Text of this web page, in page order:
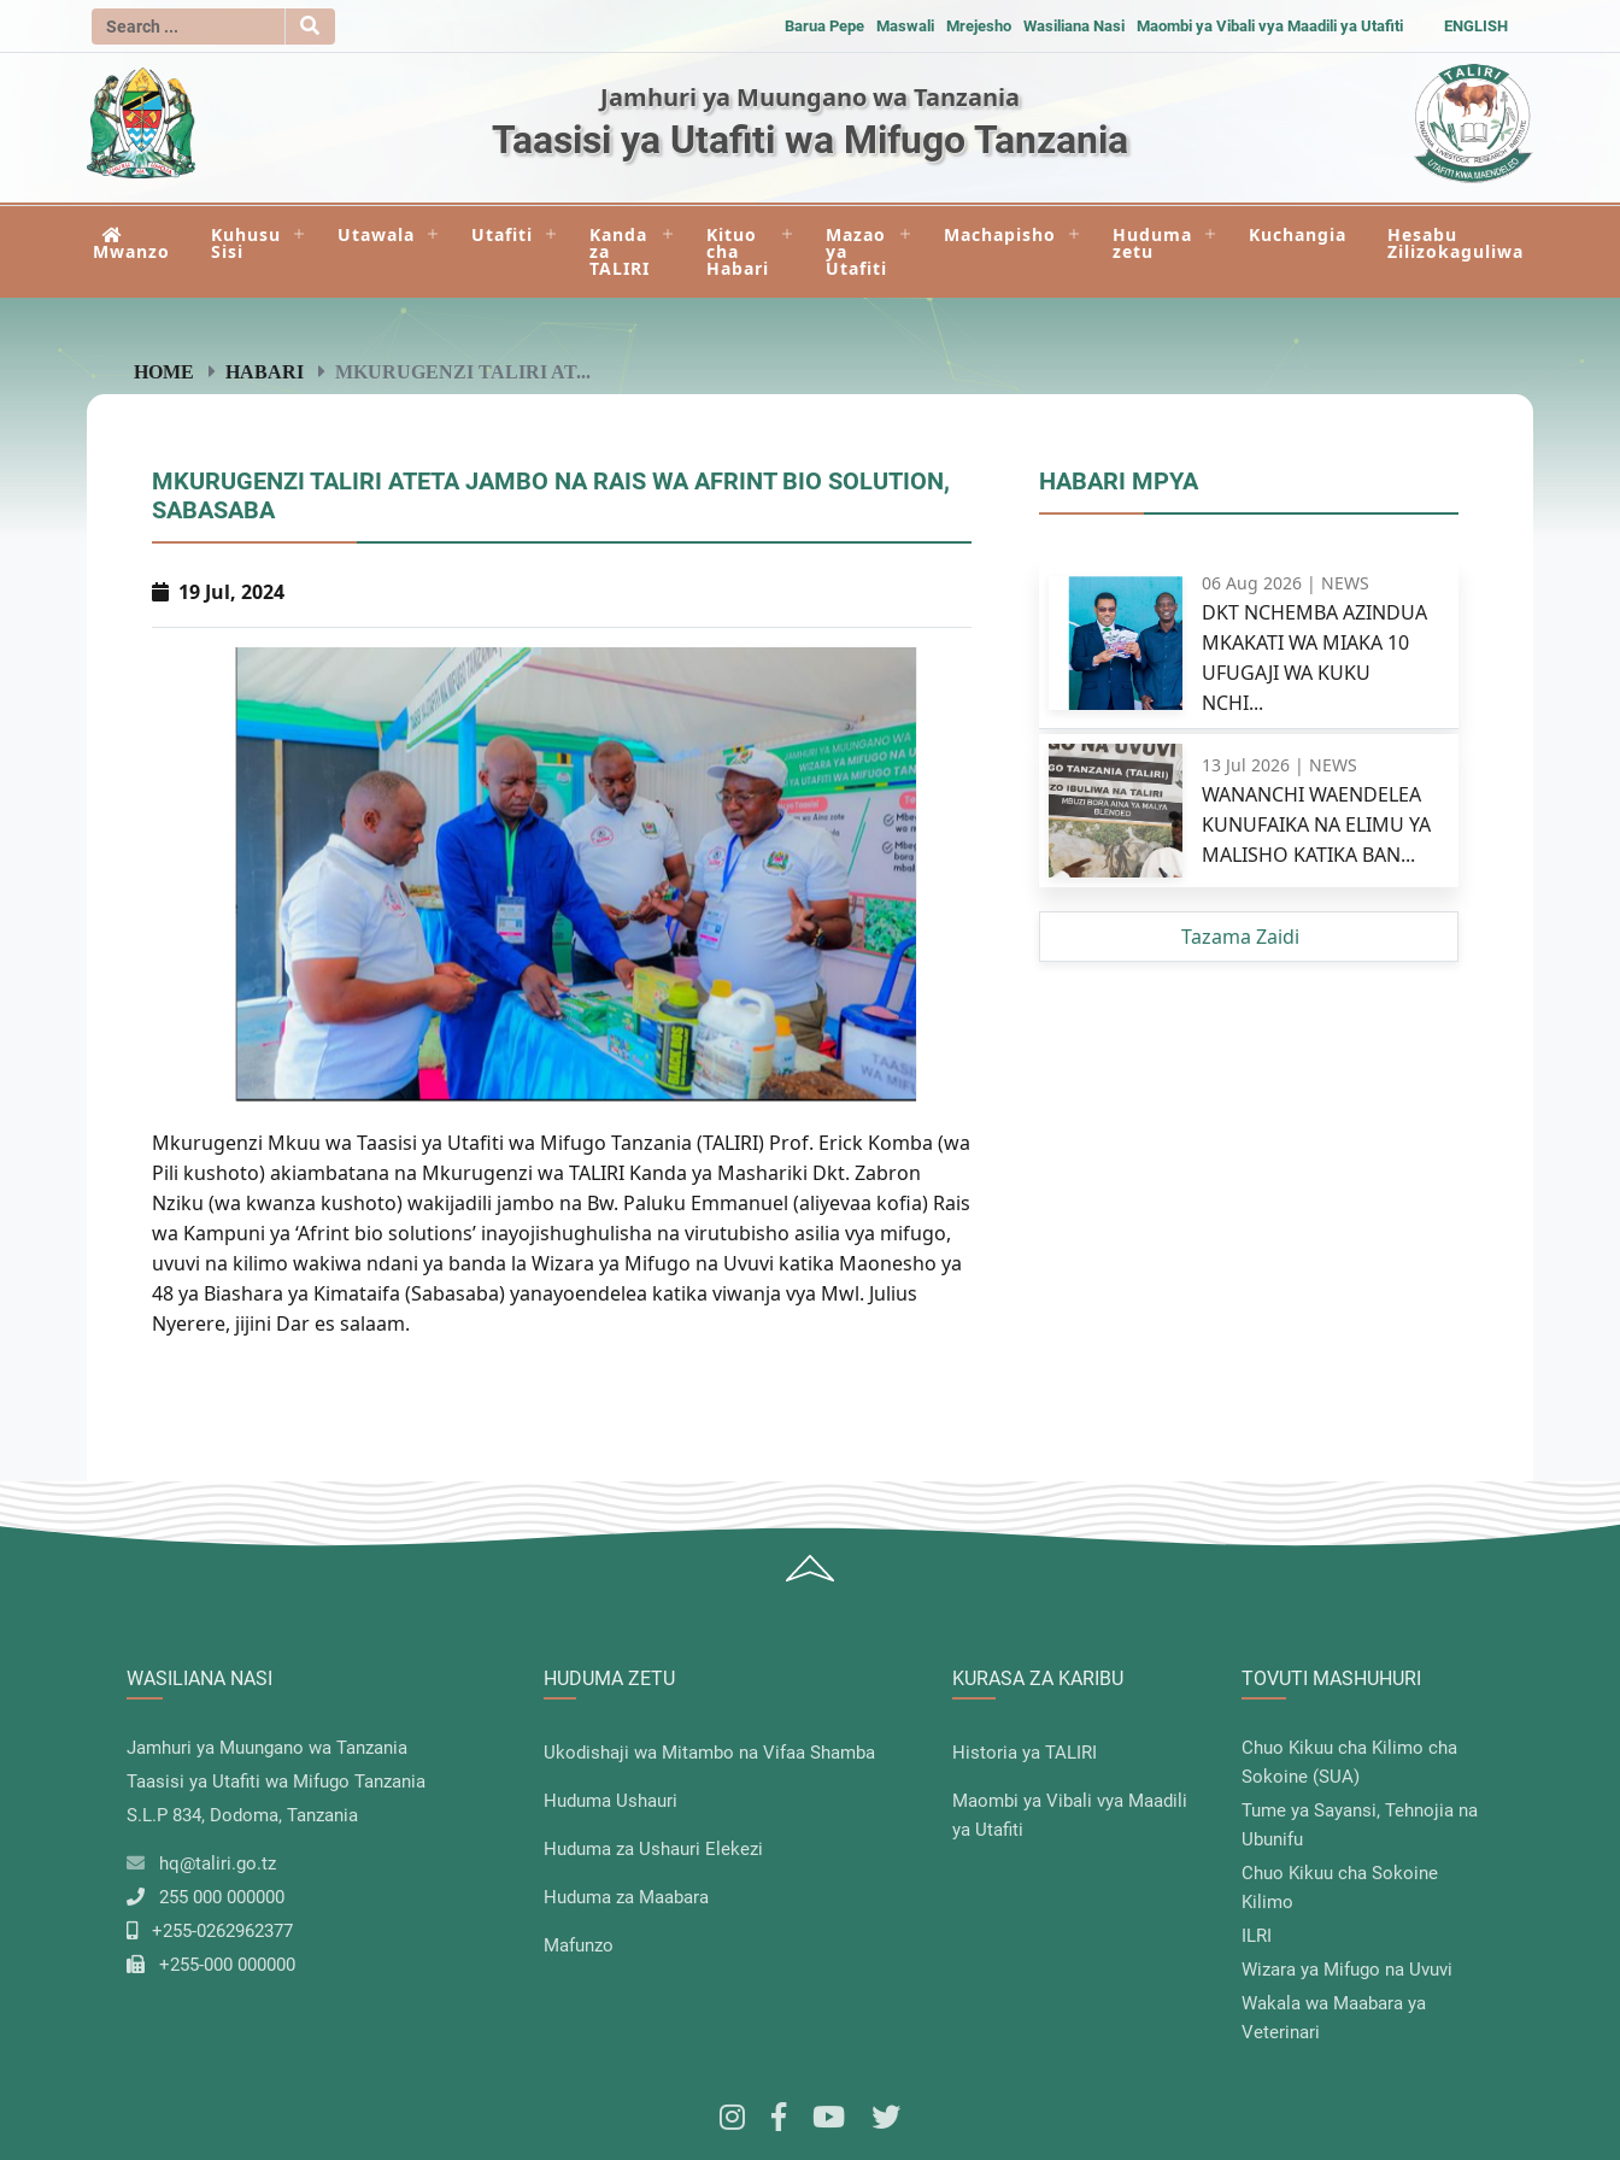
Barua Pepe Maswali Mrejesho Wasiliana Nasi Maombi ya Vibali vya Maadili ya Utafiti ENGLISH
Jamhuri ya Muungano wa Tanzania
Taasisi ya Utafiti wa Mifugo Tanzania
Mwanzo
Kuhusu
Sisi
Utawala Utafiti Kanda
za
TALIRI
Kituo
cha
Habari
Mazao
ya
Utafiti
Machapisho Huduma
zetu
Kuchangia Hesabu
Zilizokaguliwa
HOME HABARI MKURUGENZI TALIRI AT...
MKURUGENZI TALIRI ATETA JAMBO NA RAIS WA AFRINT BIO SOLUTION,
SABASABA
19 Jul, 2024
Mkurugenzi Mkuu wa Taasisi ya Utafiti wa Mifugo Tanzania (TALIRI) Prof. Erick Komba (wa
Pili kushoto) akiambatana na Mkurugenzi wa TALIRI Kanda ya Mashariki Dkt. Zabron
Nziku (wa kwanza kushoto) wakijadili jambo na Bw. Paluku Emmanuel (aliyevaa kofia) Rais
wa Kampuni ya ‘Afrint bio solutions’ inayojishughulisha na virutubisho asilia vya mifugo,
uvuvi na kilimo wakiwa ndani ya banda la Wizara ya Mifugo na Uvuvi katika Maonesho ya
48 ya Biashara ya Kimataifa (Sabasaba) yanayoendelea katika viwanja vya Mwl. Julius
Nyerere, jijini Dar es salaam.
HABARI MPYA
06 Aug 2026 | NEWS
DKT NCHEMBA AZINDUA
MKAKATI WA MIAKA 10
UFUGAJI WA KUKU
NCHI...
13 Jul 2026 | NEWS
WANANCHI WAENDELEA
KUNUFAIKA NA ELIMU YA
MALISHO KATIKA BAN...
Tazama Zaidi
WASILIANA NASI
Jamhuri ya Muungano wa Tanzania
Taasisi ya Utafiti wa Mifugo Tanzania
S.L.P 834, Dodoma, Tanzania
hq@taliri.go.tz
255 000 000000
+255-0262962377
+255-000 000000
HUDUMA ZETU
Ukodishaji wa Mitambo na Vifaa Shamba
Huduma Ushauri
Huduma za Ushauri Elekezi
Huduma za Maabara
Mafunzo
KURASA ZA KARIBU
Historia ya TALIRI
Maombi ya Vibali vya Maadili
ya Utafiti
TOVUTI MASHUHURI
Chuo Kikuu cha Kilimo cha
Sokoine (SUA)
Tume ya Sayansi, Tehnojia na
Ubunifu
Chuo Kikuu cha Sokoine
Kilimo
ILRI
Wizara ya Mifugo na Uvuvi
Wakala wa Maabara ya
Veterinari